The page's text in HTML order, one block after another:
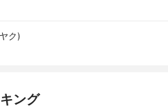
ク)
ング